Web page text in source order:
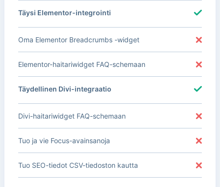
Täysi Elementor-integrointi
Oma Elementor Breadcrumbs -widget
Elementor-haitariwidget FAQ-schemaan
Täydellinen Divi-integraatio
Divi-haitariwidget FAQ-schemaan
Tuo ja vie Focus-avainsanoja
Tuo SEO-tiedot CSV-tiedoston kautta